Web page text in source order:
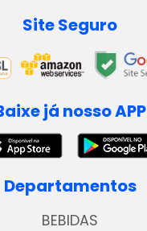
Site Seguro
já nosso APP
Departamentos
BEBIDAS